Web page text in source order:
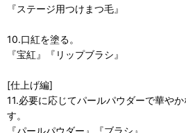
『ステージ用つけまつ毛』
10.口紅を塗る。
『宝紅』『リップブラシ』
[仕上げ編]
11.必要に応じてパールパウダーで華や
す。
『パールパウダー』『ブラシ』